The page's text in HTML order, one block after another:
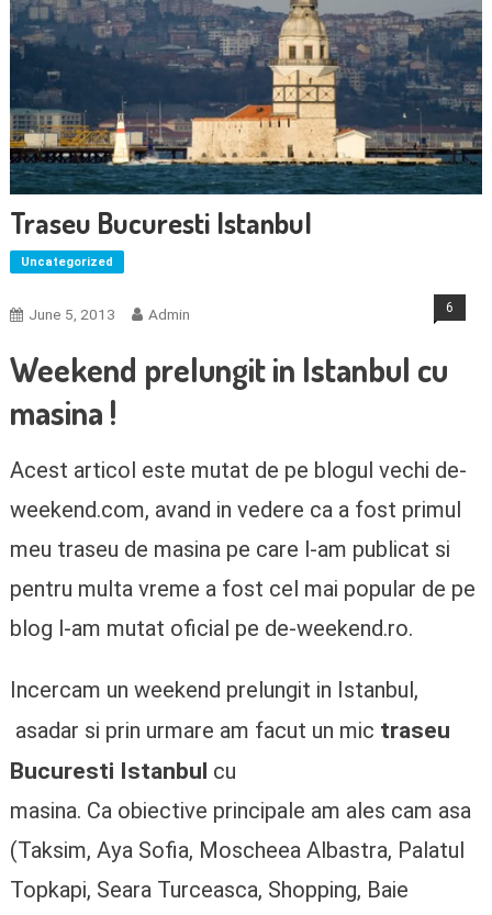
Traseu Bucuresti Istanbul
Uncategorized
June 5, 2013 Admin 6
Weekend prelungit in Istanbul cu
masina !
Acest articol este mutat de pe blogul vechi de-
weekend.com, avand in vedere ca a fost primul
meu traseu de masina pe care l-am publicat si
pentru multa vreme a fost cel mai popular de pe
blog l-am mutat oficial pe de-weekend.ro.
Incercam un weekend prelungit in Istanbul,
asadar si prin urmare am facut un mic traseu
Bucuresti Istanbul cu
masina. Ca obiective principale am ales cam asa
(Taksim, Aya Sofia, Moscheea Albastra, Palatul
Topkapi, Seara Turceasca, Shopping, Baie